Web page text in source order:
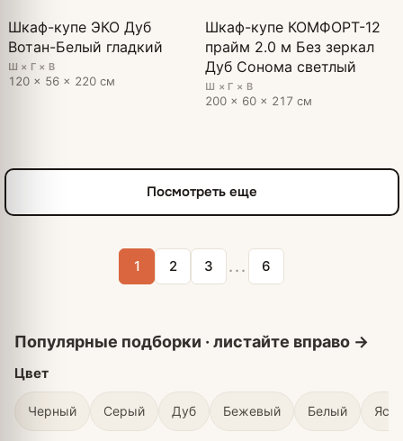
Шкаф-купе ЭКО Дуб
Вотан-Белый гладкий
Ш × Г × В
120 × 56 × 220 см
Шкаф-купе КОМФОРТ-12
прайм 2.0 м Без зеркал
Дуб Сонома светлый
Ш × Г × В
200 × 60 × 217 см
Посмотреть еще
1 2 3 ... 6
Цвет
Черный Серый Дуб Бежевый Белый